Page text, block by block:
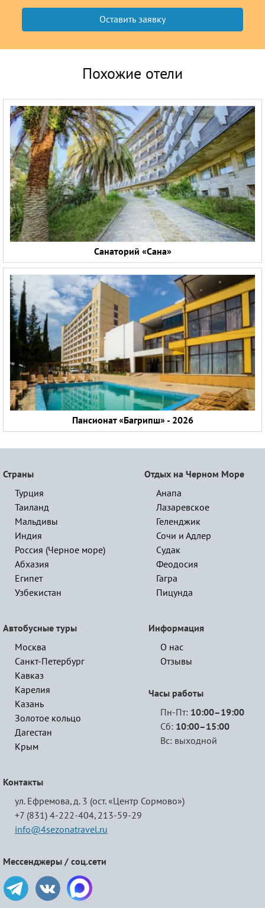
Похожие отели
Санаторий «Сана»
Пансионат «Багрипш» - 2026
Страны
Турция
Таиланд
Мальдивы
Индия
Россия (Черное море)
Абхазия
Египет
Узбекистан
Отдых на Черном Море
Анапа
Лазаревское
Геленджик
Сочи и Адлер
Судак
Феодосия
Гагра
Пицунда
Автобусные туры
Москва
Санкт-Петербург
Кавказ
Карелия
Казань
Золотое кольцо
Дагестан
Крым
Информация
О нас
Отзывы
Часы работы
Пн-Пт: 10:00–19:00
Сб: 10:00–15:00
Вс: выходной
Контакты
ул. Ефремова, д. 3 (ост. «Центр Сормово»)
+7 (831) 4-222-404, 213-59-29
info@4sezonatravel.ru
Мессенджеры / соц.сети